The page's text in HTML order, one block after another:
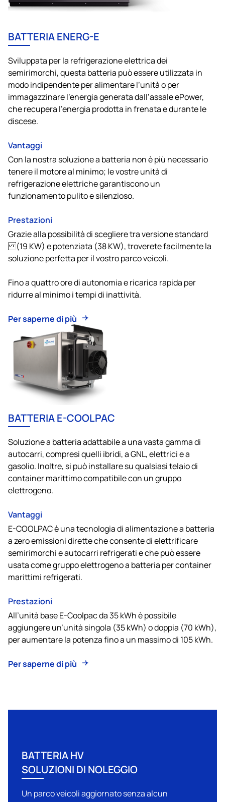
BATTERIA ENERG-E
Sviluppata per la refrigerazione elettrica dei
semirimorchi, questa batteria può essere utilizzata in
modo indipendente per alimentare l’unità o per
immagazzinare l’energia generata dall’assale ePower,
che recupera l’energia prodotta in frenata e durante le
discese.
Vantaggi
Con la nostra soluzione a batteria non è più necessario
tenere il motore al minimo; le vostre unità di
refrigerazione elettriche garantiscono un
funzionamento pulito e silenzioso.
Prestazioni
Grazie alla possibilità di scegliere tra versione standard
(19 KW) e potenziata (38 KW), troverete facilmente la
soluzione perfetta per il vostro parco veicoli.
Fino a quattro ore di autonomia e ricarica rapida per
ridurre al minimo i tempi di inattività.
Per saperne di più
BATTERIA E-COOLPAC
Soluzione a batteria adattabile a una vasta gamma di
autocarri, compresi quelli ibridi, a GNL, elettrici e a
gasolio. Inoltre, si può installare su qualsiasi telaio di
container marittimo compatibile con un gruppo
elettrogeno.
Vantaggi
E-COOLPAC è una tecnologia di alimentazione a batteria
a zero emissioni dirette che consente di elettrificare
semirimorchi e autocarri refrigerati e che può essere
usata come gruppo elettrogeno a batteria per container
marittimi refrigerati.
Prestazioni
All’unità base E-Coolpac da 35 kWh è possibile
aggiungere un’unità singola (35 kWh) o doppia (70 kWh),
per aumentare la potenza fino a un massimo di 105 kWh.
Per saperne di più
BATTERIA HV
SOLUZIONI DI NOLEGGIO
Un parco veicoli aggiornato senza alcun